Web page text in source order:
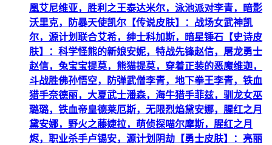
凰艾尼维亚，胜利之王泰达米尔，泳池派对李青，暗影
沃里克，防暴天使凯尔【传说皮肤】：战场女武神凯
尔，源计划联合艾希，绅士科加斯，暗星锤石【史诗皮
肤】：科学怪熊的新娘安妮，特战先锋赵信，屠龙勇士
赵信，兔宝宝提莫，熊猫提莫，穿着正装的恶魔维迦，
斗战胜佛孙悟空，防弹武僧李青，地下拳王李青，铁血
猎手奈德丽，大夏武士潘森，海牛猎手菲兹，驯龙女巫
璐璐，铁血帝皇德莱厄斯，无限烈焰黛安娜，腥红之月
黛安娜，野火之藤婕拉，萌侦探喵尔摩斯，腥红之月
烬，职业杀手卢锡安，源计划阴劫【勇士皮肤】：亮丽